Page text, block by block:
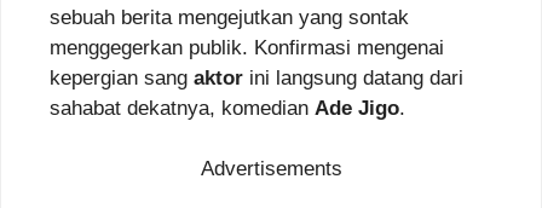
sebuah berita mengejutkan yang sontak
menggegerkan publik. Konfirmasi mengenai
kepergian sang aktor ini langsung datang dari
sahabat dekatnya, komedian Ade Jigo.
Advertisements